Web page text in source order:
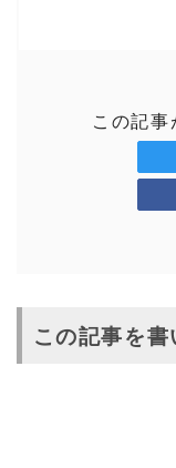
この記事
この記事を書